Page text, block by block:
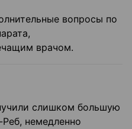
вопросы по
врачом.
слишком большую
немедленно